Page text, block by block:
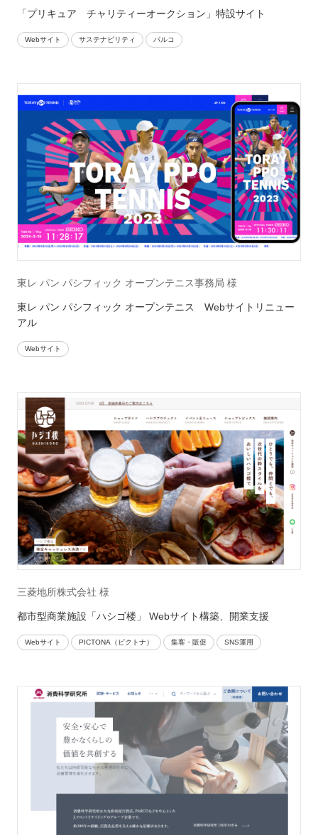
「プリキュア チャリティーオークション」特設サイト
Webサイト サステナビリティ パルコ
東レ パン パシフィック オープンテニス事務局 様
東レ パン パシフィック オープンテニス Webサイトリニュー
アル
Webサイト
三菱地所株式会社 様
都市型商業施設「ハシゴ楼」 Webサイト構築、開業支援
Webサイト PICTONA（ピクトナ） 集客・販促 SNS運用